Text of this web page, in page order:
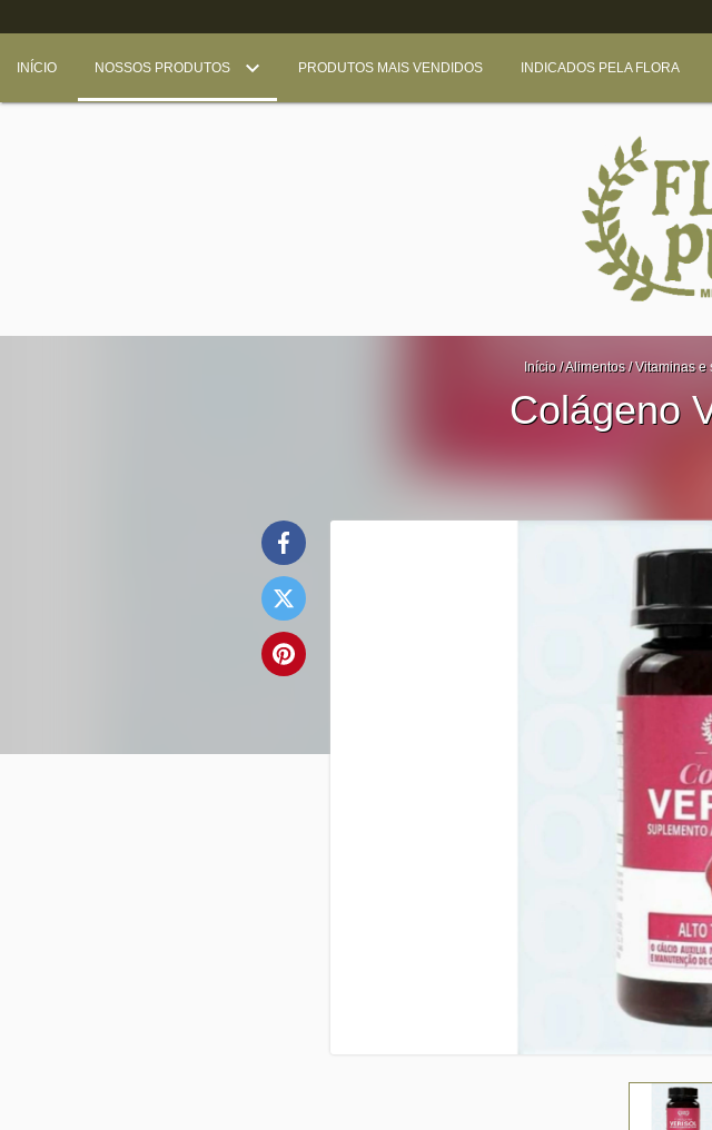
INÍCIO NOSSOS PRODUTOS PRODUTOS MAIS VENDIDOS INDICADOS PELA FLORA
Início /Alimentos / Vitaminas e
Colágeno